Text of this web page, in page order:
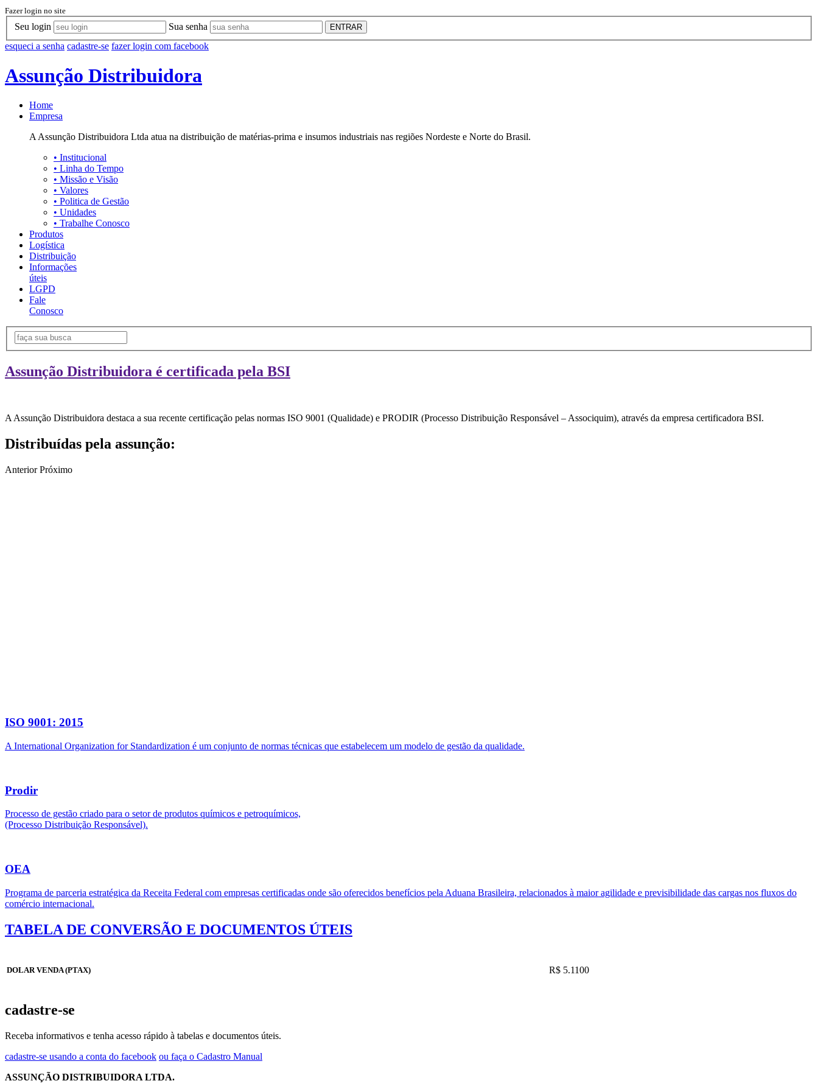
Fazer login no site
Seu login Sua senha ENTRAR
esqueci a senha cadastre-se fazer login com facebook
Assunção Distribuidora
Home
Empresa
A Assunção Distribuidora Ltda atua na distribuição de matérias-prima e insumos industriais nas regiões Nordeste e Norte do Brasil.
• Institucional
• Linha do Tempo
• Missão e Visão
• Valores
• Politica de Gestão
• Unidades
• Trabalhe Conosco
Produtos
Logística
Distribuição
Informações
úteis
LGPD
Fale
Conosco
Assunção Distribuidora é certificada pela BSI
A Assunção Distribuidora destaca a sua recente certificação pelas normas ISO 9001 (Qualidade) e PRODIR (Processo Distribuição Responsável – Associquim), através da empresa certificadora BSI.
Distribuídas pela assunção:
Anterior Próximo
ISO 9001: 2015
A International Organization for Standardization é um conjunto de normas técnicas que estabelecem um modelo de gestão da qualidade.
Prodir
Processo de gestão criado para o setor de produtos químicos e petroquímicos,
(Processo Distribuição Responsável).
OEA
Programa de parceria estratégica da Receita Federal com empresas certificadas onde são oferecidos benefícios pela Aduana Brasileira, relacionados à maior agilidade e previsibilidade das cargas nos fluxos do
comércio internacional.
TABELA DE CONVERSÃO E DOCUMENTOS ÚTEIS
DOLAR VENDA (PTAX) R$ 5.1100
cadastre-se
Receba informativos e tenha acesso rápido à tabelas e documentos úteis.
cadastre-se usando a conta do facebook ou faça o Cadastro Manual
ASSUNÇÃO DISTRIBUIDORA LTDA.